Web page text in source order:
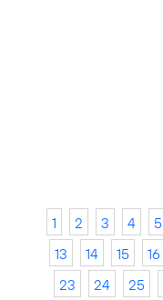
1 2 3 4 5
13
14 15 16
23
24 25